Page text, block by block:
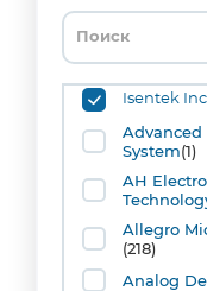
Isentek
System(1)
AH
Allegro
(218)
Analog
5
(1)
SOT23-
6
(2)
SOT89
(8)
TO92
(17)
TO92MOD
(1)